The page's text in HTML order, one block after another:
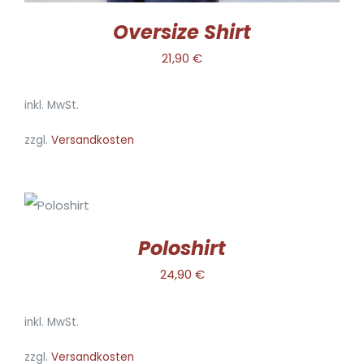
Oversize Shirt
21,90 €
inkl. MwSt.
zzgl. Versandkosten
WÄHLEN
DIE
OPTIONEN
Poloshirt
24,90 €
inkl. MwSt.
zzgl. Versandkosten